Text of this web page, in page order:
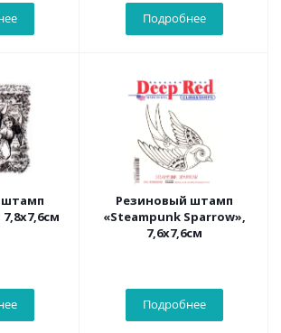
Подробнее
штамп
Резиновый штамп
«Steampunk Sparrow»,
7,6x7,6см
Подробнее